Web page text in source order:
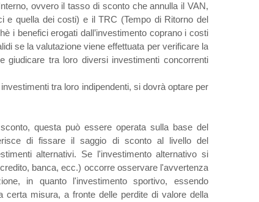
ovvero il tasso di sconto che annulla il VAN,
e quella dei costi) e il TRC (Tempo di Ritorno del
i benefici erogati dall’investimento coprano i costi
se la valutazione viene effettuata per verificare la
giudicare tra loro diversi investimenti concorrenti
tra loro indipendenti, si dovrà optare per
questa può essere operata sulla base del
di fissare il saggio di sconto al livello del
alternativi. Se l'investimento alternativo si
banca, ecc.) occorre osservare l'avvertenza
in quanto l'investimento sportivo, essendo
certa misura, a fronte delle perdite di valore della